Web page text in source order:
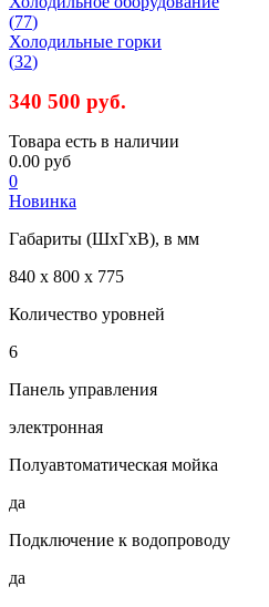
(77)
Холодильные горки
(32)
340 500 руб.
Товара есть в наличии
0.00 руб
0
Новинка
Габариты (ШхГхВ), в мм
840 х 800 х 775
Количество уровней
6
Панель управления
электронная
Полуавтоматическая мойка
да
Подключение к водопроводу
да